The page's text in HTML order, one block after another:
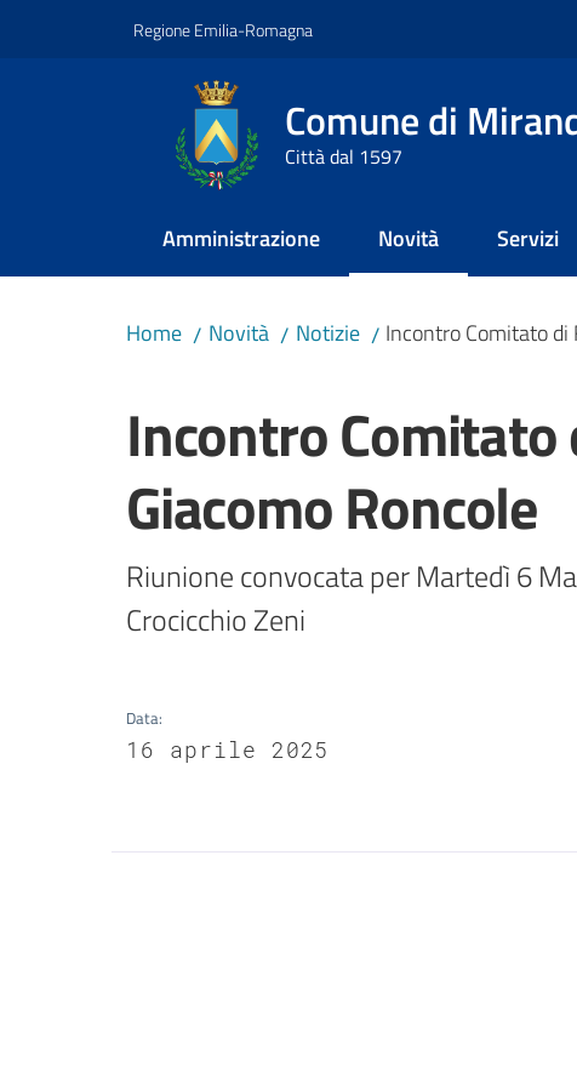
Regione Emilia-Romagna
Comune di
Città dal 1597
Amministrazione Novità
Menu selezionato
Servizi
Home / Novità / Notizie / Incontro Comitato di
Incontro Comitato
Giacomo Roncole
Riunione convocata per Martedì 6
Crocicchio Zeni
Data:
16 aprile 2025